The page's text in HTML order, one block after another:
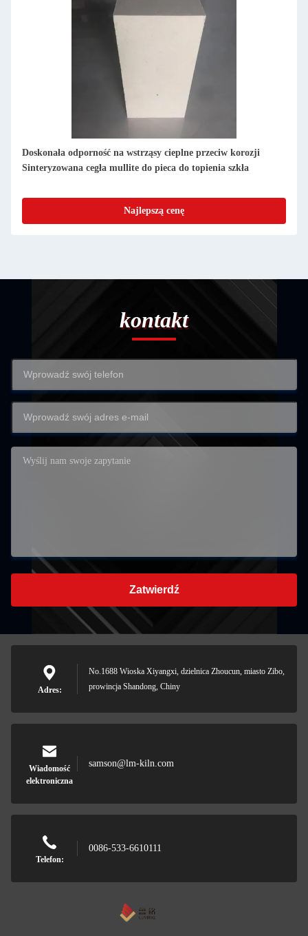
Doskonała odporność na wstrząsy cieplne przeciw korozji
Sinteryzowana cegła mullite do pieca do topienia szkła
Najlepszą cenę
kontakt
Zatwierdź
Adres:
No.1688 Wioska Xiyangxi, dzielnica Zhoucun, miasto Zibo,
prowincja Shandong, Chiny
Wiadomość
elektroniczna
samson@lm-kiln.com
Telefon:
0086-533-6610111